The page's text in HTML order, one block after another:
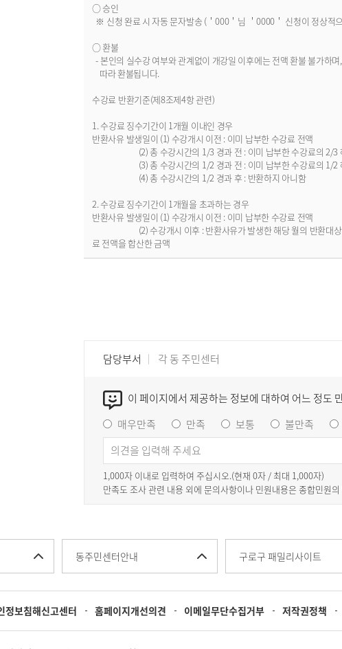
○ 승인
※ 신청 완료 시 자동 문자발송 (＇000＇님 ＇0000＇ 신청이 정상적
○ 환불
- 본인의 실수강 여부와 관계없이 개강일 이후에는 전액 환불 불가하
따라 환불됩니다.
수강료 반환기준(제8조제4항 관련)
1. 수강료 징수기간이 1개월 이내인 경우
반환사유 발생일이 (1) 수강개시 이전 : 이미 납부한 수강료 전액
(2) 총 수강시간의 1/3 경과 전 : 이미 납부한 수강료의 2/3
(3) 총 수강시간의 1/2 경과 전 : 이미 납부한 수강료의 1/2
(4) 총 수강시간의 1/2 경과 후 : 반환하지 아니함
2. 수강료 징수기간이 1개월을 초과하는 경우
반환사유 발생일이 (1) 수강개시 이전 : 이미 납부한 수강료 전액
(2) 수강개시 이후 : 반환사유가 발생한 해당 월의 반환대상 수
료 전액을 합산한 금액
담당부서 각 동 주민센터
이 페이지에서 제공하는 정보에 대하여 어느 정도
매우만족
만족 보통 불만족
1,000자 이내로 입력하여 주십시오.(현재0자 / 최대 1,000자)
만족도 조사 관련 내용 외에 문의사항이나 민원내용은 종합민원
동주민센터안내 구로구 패밀리사이트
정보침해신고센터 홈페이지개선의견 이메일무단수집거부 저작권정책